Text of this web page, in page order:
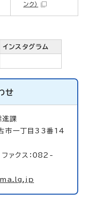
ンク）
インスタグラム
せ
進課
市一丁目33番14
ァクス：082-